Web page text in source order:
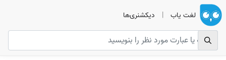
لغت یاب | دیکشنری‌ها